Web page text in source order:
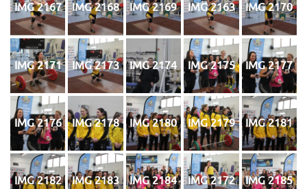
IMG 2167 IMG 2168 IMG 2169 IMG 2163 IMG 2170
IMG 2171 IMG 2173 IMG 2174 IMG 2175 IMG 2177
IMG 2176 IMG 2178 IMG 2180 IMG 2179 IMG 2181
IMG 2182 IMG 2183 IMG 2184 IMG 2172 IMG 2185